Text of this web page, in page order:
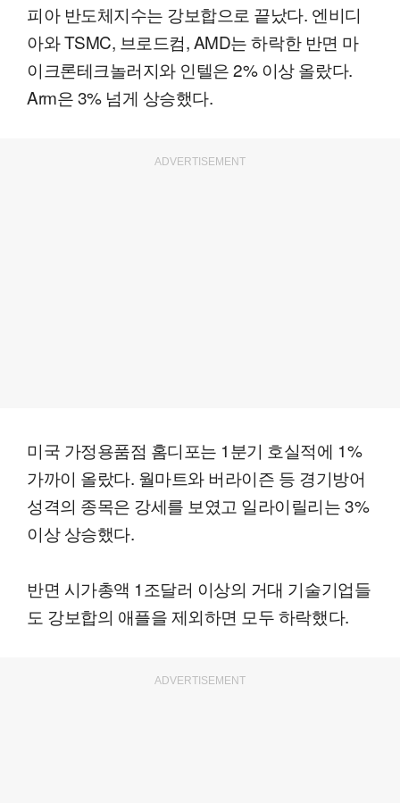
피아 반도체지수는 강보합으로 끝났다. 엔비디
아와 TSMC, 브로드컴, AMD는 하락한 반면 마
이크론테크놀러지와 인텔은 2% 이상 올랐다.
Arm은 3% 넘게 상승했다.
ADVERTISEMENT
미국 가정용품점 홈디포는 1분기 호실적에 1%
가까이 올랐다. 월마트와 버라이즌 등 경기방어
성격의 종목은 강세를 보였고 일라이릴리는 3%
이상 상승했다.
반면 시가총액 1조달러 이상의 거대 기술기업들
도 강보합의 애플을 제외하면 모두 하락했다.
ADVERTISEMENT